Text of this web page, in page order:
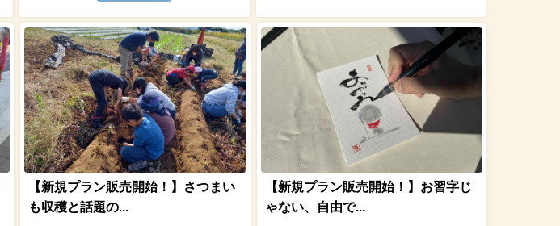
【新規プラン販売開始！】さつまい
も収穫と話題の...
【新規プラン販売開始！】お習字じ
ゃない、自由で...